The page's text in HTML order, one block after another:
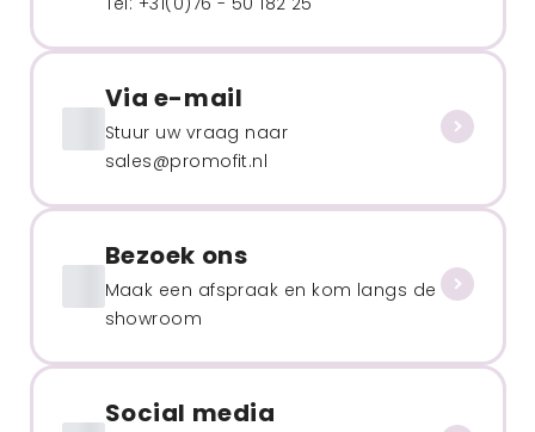
Via e-mail
Stuur uw vraag naar
sales@promofit.nl
Bezoek ons
Maak een afspraak en kom langs de
showroom
Social media